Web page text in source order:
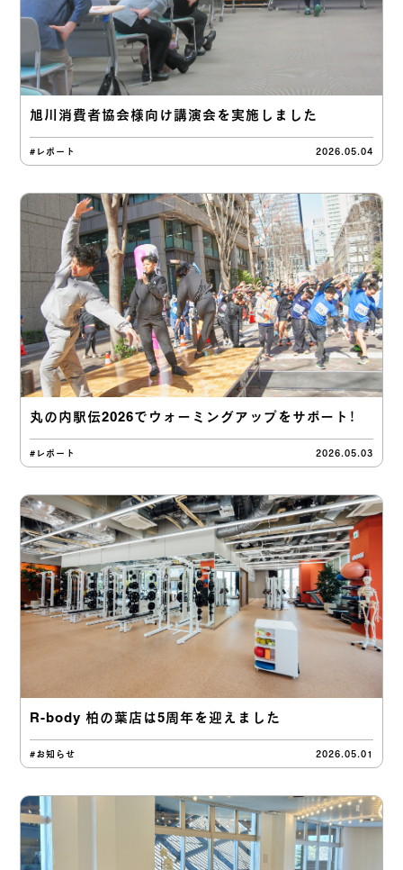
旭川消費者協会様向け講演会を実施しました
#レポート 2026.05.04
丸の内駅伝2026でウォーミングアップをサポート！
#レポート 2026.05.03
R-body 柏の葉店は5周年を迎えました
#お知らせ 2026.05.01